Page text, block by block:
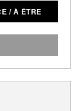
/ À ÊTRE